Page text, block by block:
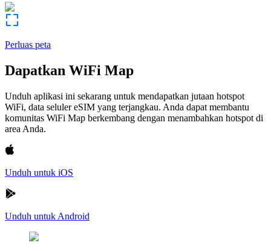
Perluas peta
Dapatkan WiFi Map
Unduh aplikasi ini sekarang untuk mendapatkan jutaan hotspot
WiFi, data seluler eSIM yang terjangkau. Anda dapat membantu
komunitas WiFi Map berkembang dengan menambahkan hotspot di
area Anda.
Unduh untuk iOS
Unduh untuk Android